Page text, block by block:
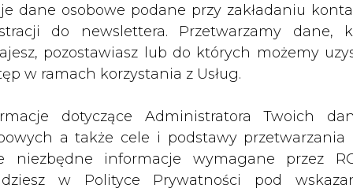
dane osobowe podane przy zakładaniu
do newslettera. Przetwarzamy dane,
pozostawiasz lub do których możemy
w ramach korzystania z Usług.
dotyczące Administratora Twoich
a także cele i podstawy przetwarzania
niezbędne informacje wymagane przez
w Polityce Prywatności pod
drukuj skomentuj udostępnij :